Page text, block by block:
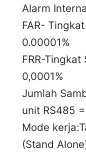
Alarm
FAR-
0.00001%
FRR-Tingkat
0,0001%
Jumlah
unit RS485
Mode
(Stand